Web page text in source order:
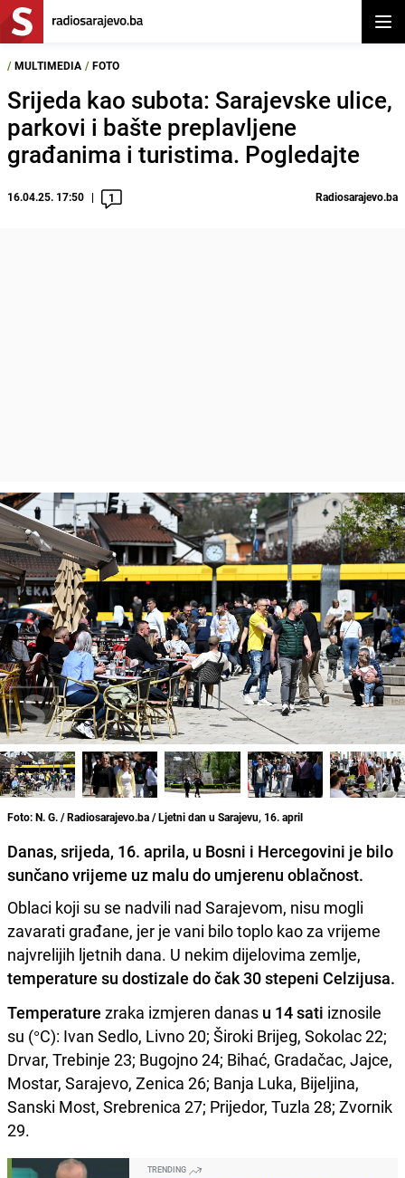
/ MULTIMEDIA / FOTO
Srijeda kao subota: Sarajevske ulice,
parkovi i bašte preplavljene
građanima i turistima. Pogledajte
16.04.25. 17:50 1 Radiosarajevo.ba
Foto: N. G. / Radiosarajevo.ba / Ljetni dan u Sarajevu, 16. april
Danas, srijeda, 16. aprila, u Bosni i Hercegovini je bilo
sunčano vrijeme uz malu do umjerenu oblačnost.
Oblaci koji su se nadvili nad Sarajevom, nisu mogli
zavarati građane, jer je vani bilo toplo kao za vrijeme
najvrelijih ljetnih dana. U nekim dijelovima zemlje,
temperature su dostizale do čak 30 stepeni Celzijusa.
Temperature zraka izmjeren danas u 14 sati iznosile
su (°C): Ivan Sedlo, Livno 20; Široki Brijeg, Sokolac 22;
Drvar, Trebinje 23; Bugojno 24; Bihać, Gradačac, Jajce,
Mostar, Sarajevo, Zenica 26; Banja Luka, Bijeljina,
Sanski Most, Srebrenica 27; Prijedor, Tuzla 28; Zvornik
29.
TRENDING